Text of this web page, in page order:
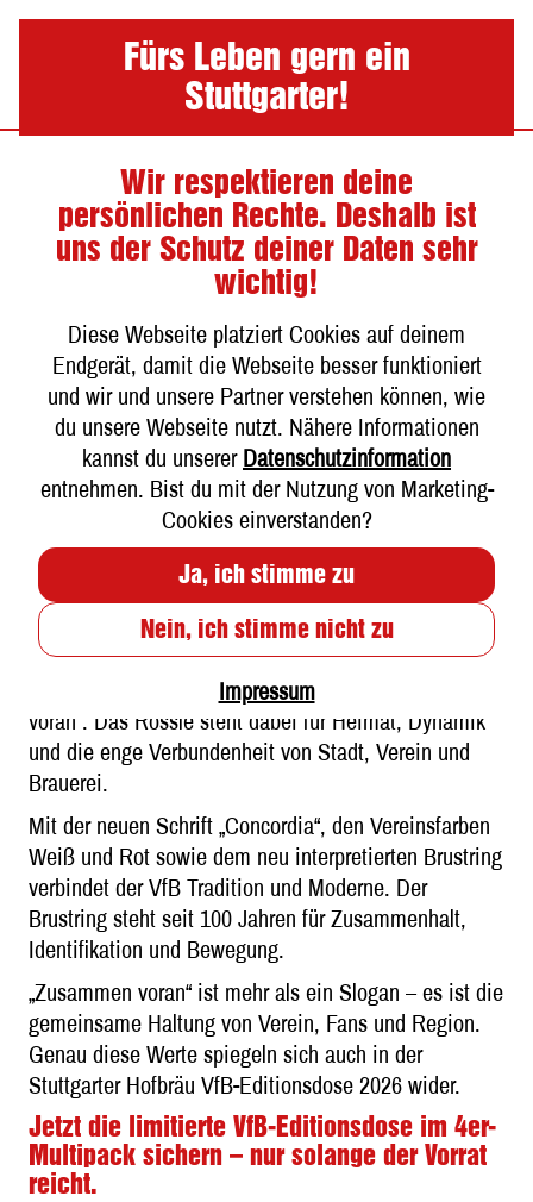
Fürs Leben gern ein
Stuttgarter!
Wir respektieren deine
persönlichen Rechte. Deshalb ist
uns der Schutz deiner Daten sehr
wichtig!
Diese Webseite platziert Cookies auf deinem
Endgerät, damit die Webseite besser funktioniert
und wir und unsere Partner verstehen können, wie
du unsere Webseite nutzt. Nähere Informationen
kannst du unsererDatenschutzinformation
entnehmen. Bist du mit der Nutzung von Marketing-
Cookies einverstanden?
Ja, ich stimme zu
Nein, ich stimme nicht zu
Impressum
Produkt-News
Die Stuttgarter Hofbräu VfB-
Editionsdose 2026
Mit der limitierten Stuttgarter Hofbräu VfB-
Editionsdose 2026 feiern wir die besondere
Verbundenheit zwischen dem VfB Stuttgart und
Stuttgarter Hofbräu. Die exklusive 0,5-Liter-Pilsner-
Dose ist im praktischen 4er-Multipack erhältlich – nur
solange der Vorrat reicht.
Angelehnt an den neuen Markenauftritt des VfB
Stuttgart vereint die Editionsdose das VfB-Emblem,
das Stuttgarter Hofbräu Markenlogo, das Stuttgarter
Rössle und die gemeinsame Haltung „Zusammen
voran“. Das Rössle steht dabei für Heimat, Dynamik
und die enge Verbundenheit von Stadt, Verein und
Brauerei.
Mit der neuen Schrift „Concordia“, den Vereinsfarben
Weiß und Rot sowie dem neu interpretierten Brustring
verbindet der VfB Tradition und Moderne. Der
Brustring steht seit 100 Jahren für Zusammenhalt,
Identifikation und Bewegung.
„Zusammen voran“ ist mehr als ein Slogan – es ist die
gemeinsame Haltung von Verein, Fans und Region.
Genau diese Werte spiegeln sich auch in der
Stuttgarter Hofbräu VfB-Editionsdose 2026 wider.
Jetzt die limitierte VfB-Editionsdose im 4er-
Multipack sichern – nur solange der Vorrat
reicht.